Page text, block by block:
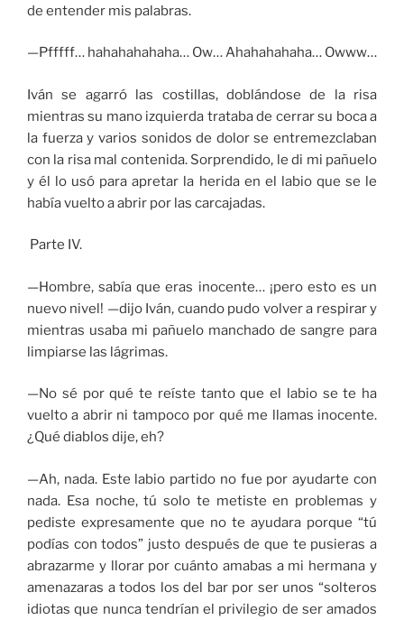
de entender mis palabras.
—Pfffff… hahahahahaha… Ow… Ahahahahaha… Owww…
Iván se agarró las costillas, doblándose de la risa
mientras su mano izquierda trataba de cerrar su boca a
la fuerza y varios sonidos de dolor se entremezclaban
con la risa mal contenida. Sorprendido, le di mi pañuelo
y él lo usó para apretar la herida en el labio que se le
había vuelto a abrir por las carcajadas.
Parte IV.
—Hombre, sabía que eras inocente… ¡pero esto es un
nuevo nivel! —dijo Iván, cuando pudo volver a respirar y
mientras usaba mi pañuelo manchado de sangre para
limpiarse las lágrimas.
—No sé por qué te reíste tanto que el labio se te ha
vuelto a abrir ni tampoco por qué me llamas inocente.
¿Qué diablos dije, eh?
—Ah, nada. Este labio partido no fue por ayudarte con
nada. Esa noche, tú solo te metiste en problemas y
pediste expresamente que no te ayudara porque “tú
podías con todos” justo después de que te pusieras a
abrazarme y llorar por cuánto amabas a mi hermana y
amenazaras a todos los del bar por ser unos “solteros
idiotas que nunca tendrían el privilegio de ser amados